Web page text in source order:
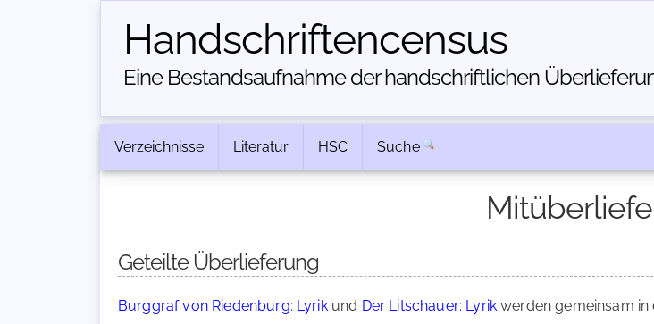
Handschriften­census
Eine Bestandsaufnahme der handschriftlichen
Verzeichnisse Literatur HSC Suche
Geteilte Überlieferung
Burggraf von Riedenburg: Lyrikund Der Litschauer: Lyrik werden gemeinsam